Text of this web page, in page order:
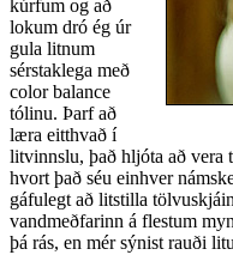
kúrfum og að
lokum dró ég úr
gula litnum
sérstaklega með
color balance
tólinu. Þarf að
læra eitthvað í
litvinnslu, það hljóta að
hvort það séu einhver
gáfulegt að litstilla
vandmeðfarinn á flestum
þá rás, en mér sýnist rauði